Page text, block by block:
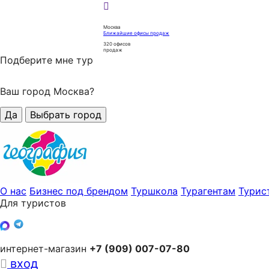
Москва
Ближайшие офисы продаж
320 офисов
продаж
Подберите мне тур
Ваш город Москва?
Да
Выбрать город
О нас Бизнес под брендом Туршкола Турагентам
Для туристов
интернет-магазин +7 (909) 007-07-80
вход